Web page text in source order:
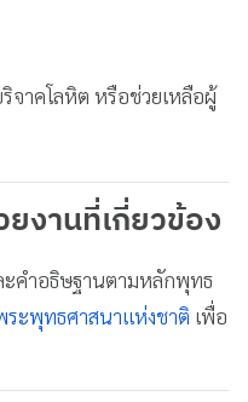
จาคโลหิต หรือช่วยเหลือผู้
งานที่เกี่ยวข้อง
คำอธิษฐานตามหลักพุทธ
ระพุทธศาสนาแห่งชาติ เพื่อ